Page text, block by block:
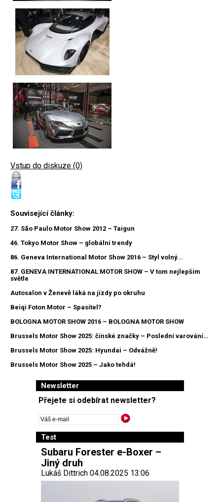
Vstup do diskuze (0)
Související články:
27. São Paulo Motor Show 2012 – Taigun
46. Tokyo Motor Show – globální trendy
86. Geneva International Motor Show 2016 – Styl volný...
87. GENEVA INTERNATIONAL MOTOR SHOW – V tom nejlepším
světle
Autosalon v Ženevě láká na jízdy po okruhu
Beiqi Foton Motor – Spasitel?
BOLOGNA MOTOR SHOW 2016 – BOLOGNA MOTOR SHOW
Brussels Motor Show 2025: čínské značky – Poslední varování…
Brussels Motor Show 2025: Hyundai – Odvážně!
Brussels Motor Show 2025 – Jako tehdá!
Newsletter
Přejete si odebírat newsletter?
Test
Subaru Forester e-Boxer –
Jiný druh
Lukáš Dittrich 04.08.2025 13:06